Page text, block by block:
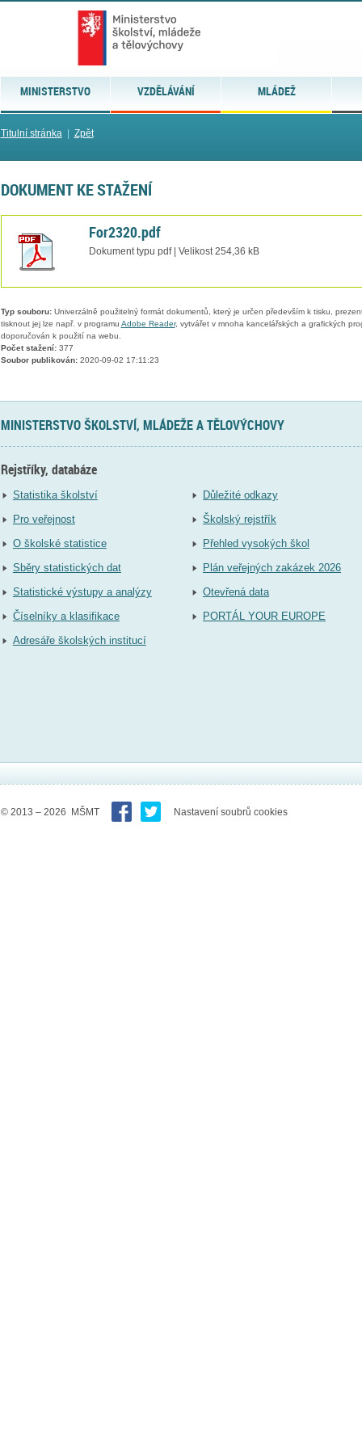
MINISTERSTVO VZDĚLÁVÁNÍ MLÁDEŽ
Titulní stránka| Zpět
DOKUMENT KE STAŽENÍ
For2320.pdf
Dokument typu pdf | Velikost 254,36 kB
Typ souboru:Univerzálně použitelný formát dokumentů, který je určen především k tisku,
tisknout jej lze např. v programu Adobe Reader, vytvářet v mnoha kancelářských a grafických
doporučován k použití na webu.
Počet stažení:377
Soubor publikován:2020-09-02 17:11:23
MINISTERSTVO ŠKOLSTVÍ, MLÁDEŽE A TĚLOVÝCHOVY
Rejstříky, databáze
Statistika školství
Pro veřejnost
O školské statistice
Sběry statistických dat
Statistické výstupy a analýzy
Číselníky a klasifikace
Adresáře školských institucí
Důležité odkazy
Školský rejstřík
Přehled vysokých škol
Plán veřejných zakázek 2026
Otevřená data
PORTÁL YOUR EUROPE
© 2013 – 2026 MŠMT Nastavení soubrů cookies